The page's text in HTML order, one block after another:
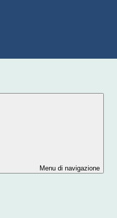
Menu di navigazione